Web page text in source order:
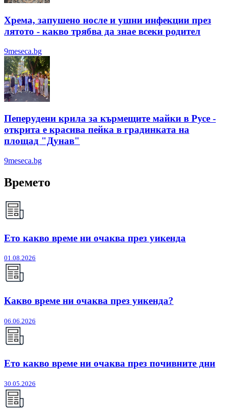
Хрема, запушено носле и ушни инфекции през
лятотo - какво трябва да знае всеки родител
9meseca.bg
Пеперудени крила за кърмещите майки в Русе -
открита е красива пейка в градинката на
площад "Дунав"
9meseca.bg
Времето
Ето какво време ни очаква през уикенда
01.08.2026
Какво време ни очаква през уикенда?
06.06.2026
Ето какво време ни очаква през почивните дни
30.05.2026